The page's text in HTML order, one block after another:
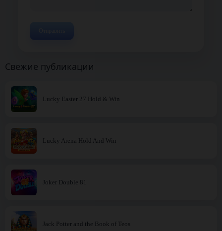
Свежие публикации
Lucky Easter 27 Hold & Win
Lucky Arena Hold And Win
Joker Double 81
Jack Potter and the Book of Teos